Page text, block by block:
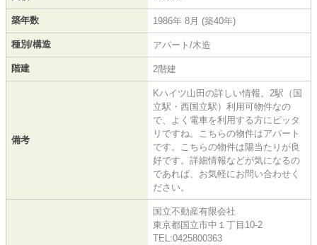
築年数 1986年 8月 (築40年)
種別/構造 アパート/木造
階建 2階建
備考
Kハイツ山田の詳しい情報。2駅（国
立駅・西国立駅）利用可物件なの
で、よく電車を利用する方にピッタ
リですね。こちらの物件はアパート
です。こちらの物件は陽当たりが良
好です。詳細情報などが気になるの
であれば、お気軽にお問い合わせく
ださい。
国立不動産有限会社
東京都国立市中１丁目10-2
TEL:0425800363